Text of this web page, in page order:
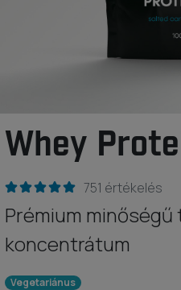
Whey
751 értékelés
Prémium
koncentrátum
Vegetariánus